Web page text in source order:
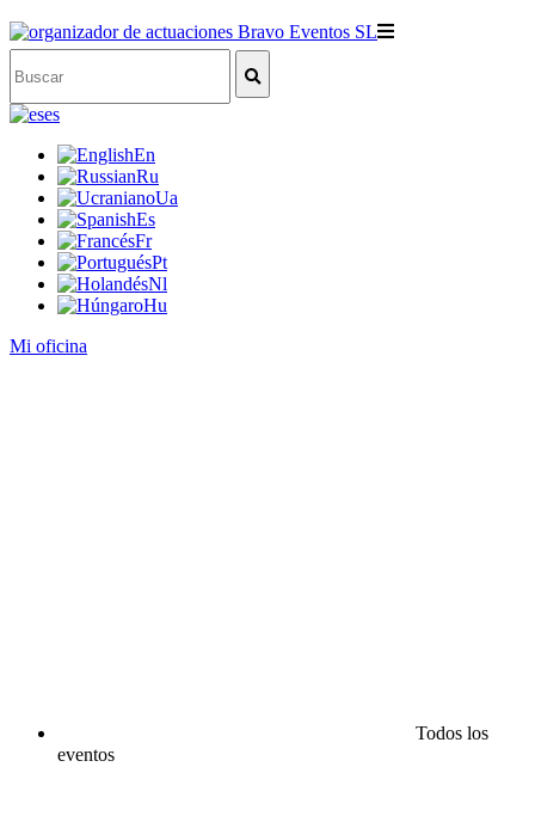
es
En
Ru
Ua
Es
Fr
Pt
Nl
Hu
Mi oficina
Todos los
eventos